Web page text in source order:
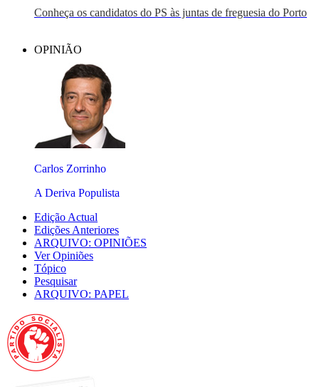
Conheça os candidatos do PS às juntas de freguesia do Porto
OPINIÃO
Carlos Zorrinho
A Deriva Populista
Edição Actual
Edições Anteriores
ARQUIVO: OPINIÕES
Ver Opiniões
Tópico
Pesquisar
ARQUIVO: PAPEL